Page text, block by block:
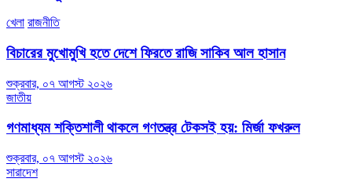
খেলা রাজনীতি
বিচারের মুখোমুখি হতে দেশে ফিরতে রাজি সাকিব আল হাসান
শুক্রবার, ০৭ আগস্ট ২০২৬
জাতীয়
গণমাধ্যম শক্তিশালী থাকলে গণতন্ত্র টেকসই হয়: মির্জা ফখরুল
শুক্রবার, ০৭ আগস্ট ২০২৬
সারাদেশ